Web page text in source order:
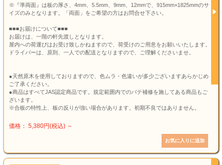
※『準両面』は板の厚さ、4mm、5.5mm、9mm、12mmで、915mm×1825mmのサ
イズのみとなります。「両面」をご希望の方はお問合せ下さい。
■■■お届けについて■■■
お届けは、一階の軒先渡しとなります。
屋内への荷運びはお受け致しかねますので、荷受けのご用意をお願いいたします。
ドライバーは、原則、一人での配送となりますので、ご理解くださいませ。
●天然原木を使用しておりますので、色ムラ・色違いが多少ございますあらかじめ
ご了承ください。
●商品はすべてJAS認定商品です。規定範囲内でのパテ補修を施してある商品もご
ざいます。
※合板の特性上、板の反りが強い場合があります。初期不良ではありません。
価格： 5,380円(税込) ～